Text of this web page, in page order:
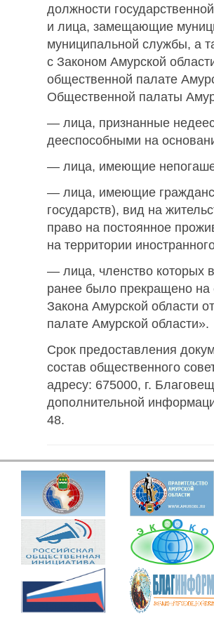
должности
и лица, замещающие
муниципальной службы, а
с Законом Амурской
общественной палате
Общественной палаты
— лица, признанные
дееспособными на
— лица, имеющие
— лица, имеющие
государств), вид на
право на постоянное
на территории
— лица, членство которых
ранее было прекращено на
Закона Амурской области
палате Амурской области».
Срок предоставления
состав общественного
адресу: 675000, г.
дополнительной
48.